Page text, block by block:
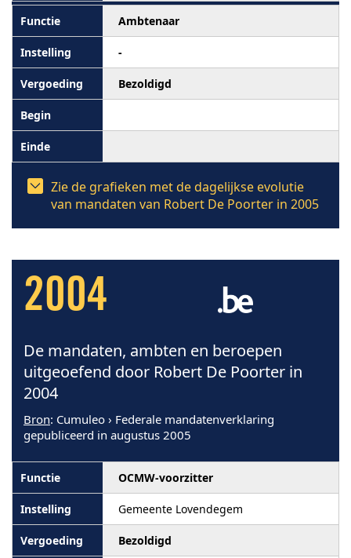
Ambtenaar
-
Bezoldigd
Zie de grafieken met de dagelijkse evolutie
van mandaten van Robert De Poorter in 2005
2004
De mandaten, ambten en beroepen
uitgeoefend door Robert De Poorter in
2004
Bron: Cumuleo › Federale mandatenverklaring
gepubliceerd in augustus 2005
OCMW-voorzitter
Gemeente Lovendegem
Bezoldigd